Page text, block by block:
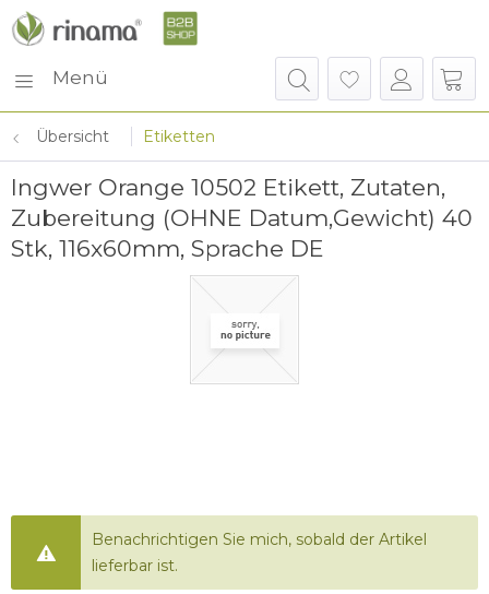
Menü
Übersicht Etiketten
Ingwer Orange 10502 Etikett, Zutaten,
Zubereitung (OHNE Datum,Gewicht) 40
Stk, 116x60mm, Sprache DE
Benachrichtigen Sie mich, sobald der Artikel
lieferbar ist.